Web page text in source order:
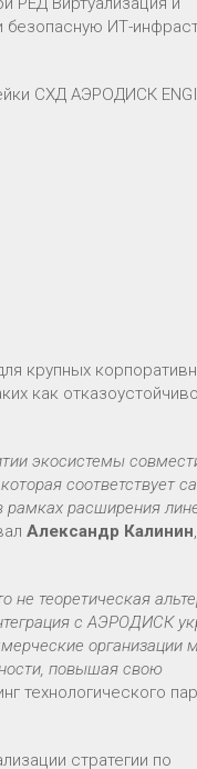
ИТ-
СХД АЭРОДИСК
крупных
как
экосистемы
соответствует
рамках расширения
Александр Калинин,
не теоретическая
с АЭРОДИСК
организации
повышая свою
технологического
стратегии по